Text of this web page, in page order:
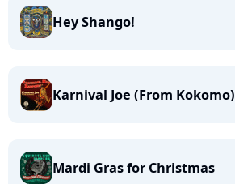
Hey Shango!
Karnival Joe (From Kokomo)
Mardi Gras for Christmas